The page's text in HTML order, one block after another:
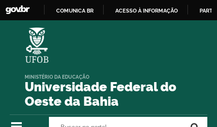
COMUNICA BR ACESSO À INFORMAÇÃO
Universidade Federal do
Oeste da Bahia
MINISTÉRIO DA EDUCAÇÃO